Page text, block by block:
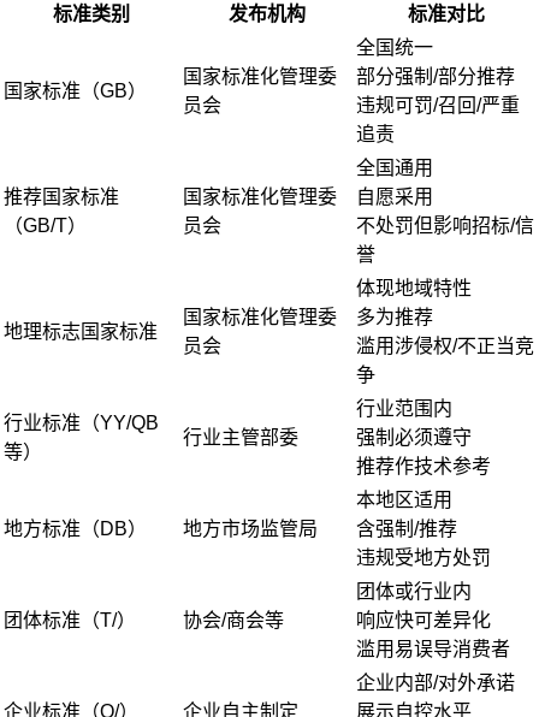
标准类别 发布机构 标准对比
国家标准（GB）
国家标准化管理委
员会
全国统一
部分强制/部分推荐
违规可罚/召回/严重
追责
推荐国家标准
（GB/T）
国家标准化管理委
员会
全国通用
自愿采用
不处罚但影响招标/信
誉
地理标志国家标准
国家标准化管理委
员会
体现地域特性
多为推荐
滥用涉侵权/不正当竞
争
行业标准（YY/QB
等）
行业主管部委
行业范围内
强制必须遵守
推荐作技术参考
地方标准（DB） 地方市场监管局
本地区适用
含强制/推荐
违规受地方处罚
团体标准（T/） 协会/商会等
团体或行业内
响应快可差异化
滥用易误导消费者
企业标准（Q/） 企业自主制定
企业内部/对外承诺
展示自控水平